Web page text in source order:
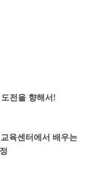
전을 향해서 !
육센터에서 배우는